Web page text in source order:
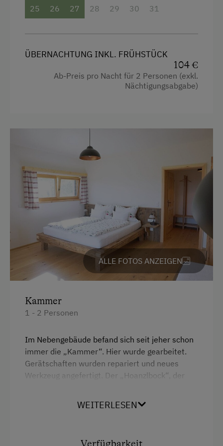
Getränkeerwerb im Haus
25
26
27
28
29
30
31
ÜBERNACHTUNG INKL. FRÜHSTÜCK
104 €
Ab-Preis pro Nacht für 2 Personen (exkl.
Nächtigungsabgabe)
ALLE FOTOS ANZEIGEN
Kammer
1 - 2 Personen
Im Nebengebäude befand sich seit jeher schon
immer die „Kammer“. Hier wurde gearbeitet.
Gerätschaften wurden repariert und neues
Werkzeug angefertigt. Der „Hoanzlbock“, der
32 m² für dich, barrierefrei | Balkon
WEITERLESEN